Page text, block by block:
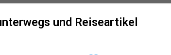
und Reiseartikel